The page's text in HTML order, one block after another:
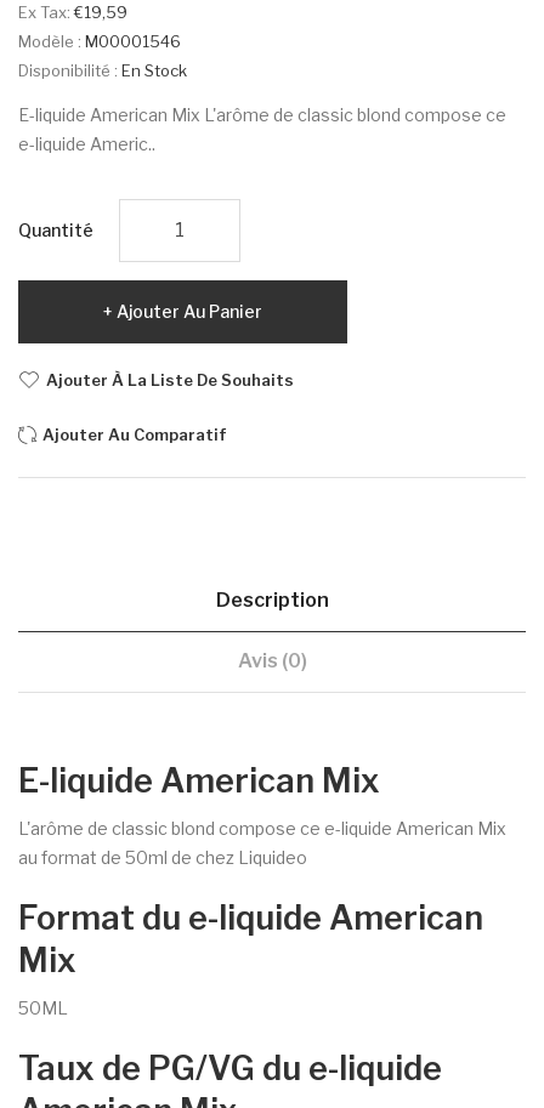
Ex Tax:€19,59
Modèle : M00001546
Disponibilité : En Stock
E-liquide American Mix L'arôme de classic blond compose ce
e-liquide Americ..
Quantité
Ajouter Au Panier
Ajouter À La Liste De Souhaits
Ajouter Au Comparatif
Description
Avis (0)
E-liquide American Mix
L'arôme de classic blond compose ce e-liquide American Mix
au format de 50ml de chez Liquideo
Format du e-liquide American
Mix
50ML
Taux de PG/VG du e-liquide